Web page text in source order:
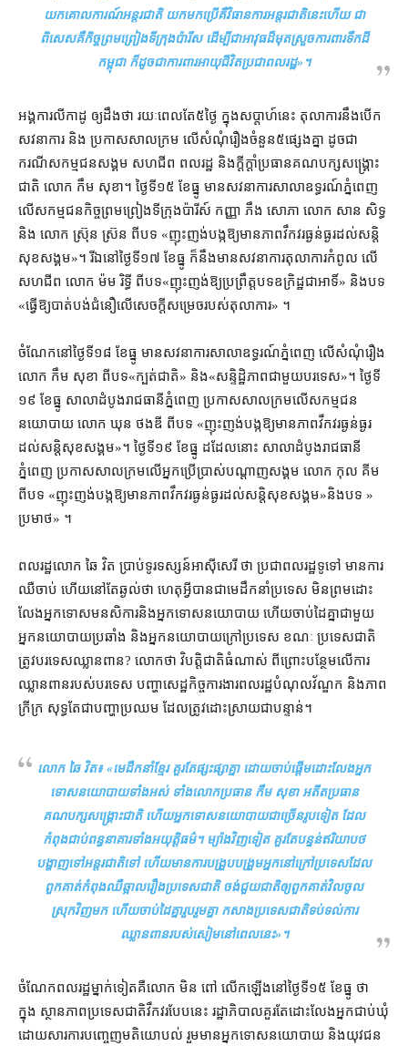
យក​គោលការណ៍​អន្តរជាតិ យក​មក​ប្រើ​គឺ​វិធានការ​អន្តរជាតិ​នេះ​ហើយ ជា
ពិសេស​គឺ​កិច្ចព្រមព្រៀង​ទីក្រុង​ប៉ារីស ដើម្បី​ជា​អាវុធ​ដ៏​មុត​ស្រួច​ការពារ​ទឹកដី​
កម្ពុជា ក៏ដូចជា​ការពារ​អាយុ​ជីវិត​ប្រជាពលរដ្ឋ»។
អង្គការ​លីកាដូ ឲ្យ​ដឹង​ថា រយៈពេល​តែ​៥​ថ្ងៃ ក្នុង​សប្ដាហ៍​នេះ តុលាការ​នឹង​បើក
សវនាការ និង ប្រកាស​សាលក្រម លើ​សំណុំរឿង​ចំនួន​៥​ផ្សេងគ្នា ដូចជា
ករណី​សកម្មជន​សង្គម សហជីព ពលរដ្ឋ និង​ក្ដីក្ដាំ​ប្រធាន​គណបក្ស​សង្គ្រោះ​
ជាតិ លោក កឹម សុខា។ ថ្ងៃទី​១៥ ខែធ្នូ មាន​សវនាការ​សាលាឧទ្ធរណ៍​ភ្នំពេញ
លើ​សកម្មជន​កិច្ចព្រមព្រៀង​ទីក្រុង​ប៉ារីស៍ កញ្ញា ភឹង សោភា លោក សាន សិទ្ធ
និង លោក ស្រ៊ុន ស្រ៊ន ពីបទ «​ញុះញង់​បង្ក​ឱ្យ​មាន​ភាព​វឹកវរ​ធ្ងន់ធ្ងរ​ដល់​សន្តិ
សុខ​សង្គម»។ រីឯ​នៅ​ថ្ងៃទី​១៧ ខែធ្នូ ក៏​នឹង​មាន​សវនាការ​តុលាការ​កំពូល លើ​
សហជីព លោក ម៉ម រិទ្ធី ពី​បទ​«​ញុះញង់​ឱ្យ​ប្រព្រឹត្ត​បទឧក្រិដ្ឋ​ជាអាទិ៍​» និង​បទ​
«​ធ្វើ​ឱ្យ​បាត់បង់​ជំនឿ​លើ​សេចក្តី​សម្រេច​របស់​តុលាការ» ។
ចំណែក​នៅ​ថ្ងៃទី​១៨ ខែ​ធ្នូ មាន​សវនាការ​សាលាឧទ្ធរណ៍​ភ្នំពេញ លើ​សំណុំរឿង​
លោក កឹម សុខា ពី​បទ​«​ក្បត់ជាតិ​» និង​«​សន្ទិដ្ឋិភាពជា​មួយ​បរទេស»។ ថ្ងៃទី​
១៩ ខែ​ធ្នូ សាលាដំបូង​រាជធានី​ភ្នំពេញ ប្រកាស​សាលក្រម​លើ​សកម្មជន​
នយោបាយ លោក ឃុន ថងឌី ពី​បទ «​ញុះញង់​បង្ក​ឱ្យ​មាន​ភាព​វឹកវរ​ធ្ងន់ធ្ងរ​
ដល់​សន្តិសុខ​សង្គម»។ ថ្ងៃទី​១៩ ខែធ្នូ ដដែល​នោះ សាលាដំបូង​រាជធានី​
ភ្នំពេញ ប្រកាស​សាលក្រម​លើ​អ្នកប្រើប្រាស់​បណ្ដាញ​សង្គម លោក កុល គីម
ពី​បទ «​ញុះញង់​បង្ក​ឱ្យ​មាន​ភាព​វឹកវរ​ធ្ងន់ធ្ងរ​ដល់​សន្តិសុខ​សង្គម​»​និង​បទ »​
ប្រមាថ» ។
ពលរដ្ឋ​លោក ឆៃ វិត ប្រាប់​ទូរទស្សន៍​អាស៊ីសេរី ថា ប្រជាពលរដ្ឋ​ទូទៅ មាន​ការ​
ឈឺចាប់ ហើយ​នៅតែ​ឆ្ងល់​ថា ហេតុអ្វី​បានជា​មេដឹកនាំ​ប្រទេស មិន​ព្រម​ដោះ
លែង​អ្នកទោស​មនសិការ​និង​អ្នកទោស​នយោបាយ ហើយ​ចាប់ដៃ​គ្នា​ជាមួយ​
អ្នកនយោបាយ​ប្រឆាំង និង​អ្នកនយោបាយ​ក្រៅប្រទេស ខណៈ ប្រទេស​ជាតិ​
ត្រូវ​បរទេស​ឈ្លានពាន​? លោក​ថា វិបត្តិ​ជាតិ​ធំ​ណាស់ ពីព្រោះ​បន្ថែម​លើ​ការ
ឈ្លានពាន​របស់​បរទេស បញ្ហា​សេដ្ឋកិច្ច​ការងារ​ពលរដ្ឋ​បំណុល​វ័ណ្ឌក និង​ភាព​
ក្រីក្រ សុទ្ធតែ​ជា​បញ្ហា​ប្រឈម ដែល​ត្រូវ​ដោះស្រាយ​ជា​បន្ទាន់។
លោក ឆៃ វិត៖ «មេដឹកនាំ​ខ្មែរ គួរតែ​ផ្សះផ្សា​គ្នា ដោយ​ចាប់ផ្ដើម​ដោះលែង​អ្នក​
ទោស​នយោបាយ​ទាំងអស់ ទាំង​លោក​ប្រធាន កឹម សុខា អតីត​ប្រធាន​
គណបក្ស​សង្គ្រោះ​ជាតិ ហើយ​អ្នក​ទោស​នយោបាយ​ជាច្រើន​រូប​ទៀត ដែល​
កំពុង​ជាប់​ពន្ធនាគារ​ទាំង​អយុត្តិធម៌​។ ម្យ៉ាងវិញទៀត គួរតែ​បន្ទន់​ឥរិយាបថ​
បង្ហាញ​ទៅ​អន្តរជាតិ​ទៅ ហើយ​មានការ​បង្រួបបង្រួម​អ្នក​នៅ​ក្រៅ​ប្រទេស​ដែល​
ពួកគាត់​កំពុង​ឈឺឆ្អាល​រឿង​ប្រទេសជាតិ ចង់​ជួយ​ជាតិ​ឲ្យ​ពួកគាត់​វិល​ចូល​
ស្រុក​វិញ​មក ហើយ​ចាប់ដៃ​គ្នា​រួបរួម​គ្នា កសាង​ប្រទេសជាតិ​ទប់ទល់​ការ
ឈ្លានពាន​របស់​សៀម​នៅ​ពេល​នេះ»។
ចំណែក​ពលរដ្ឋ​ម្នាក់ទៀត​គឺ​លោក មិន ពៅ លើកឡើង​នៅ​ថ្ងៃទី​១៥ ខែធ្នូ ថា
ក្នុង ស្ថានភាព​ប្រទេស​ជាតិ​វឹកវរ​បែបនេះ រដ្ឋាភិបាល​គួរតែ​ដោះលែង​អ្នក​ជាប់ឃុំ​
ដោយសារ​ការ​បញ្ចេញមតិ​យោបល់ រួមមាន​អ្នក​ទោស​នយោបាយ និង​យុវជន​